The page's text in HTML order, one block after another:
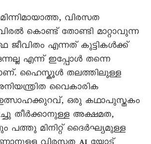
വിരസത
കൊണ്ട് തോണ്ടി മാറ്റാവുന്ന
ജീവിതം എന്നത് കുട്ടികൾക്ക്
എന്ന് ഇപ്പോൾ തന്നെ
ഹൈസ്കൂൾ തലത്തിലുള്ള
വൈകാരിക
ഒരു കഥാപുസ്തകം
തീർക്കാനുള്ള അക്ഷമത,
പത്തു മിനിറ്റ് ദൈർഘ്യമുള്ള